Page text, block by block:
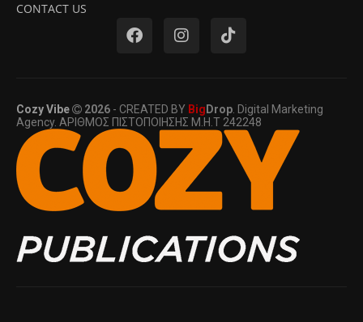
CONTACT US
Cozy Vibe 2026 - CREATED BY Big Drop. Digital Marketing
Agency. ΑΡΙΘΜΟΣ ΠΙΣΤΟΠΟΙΗΣΗΣ Μ.Η.Τ 242248